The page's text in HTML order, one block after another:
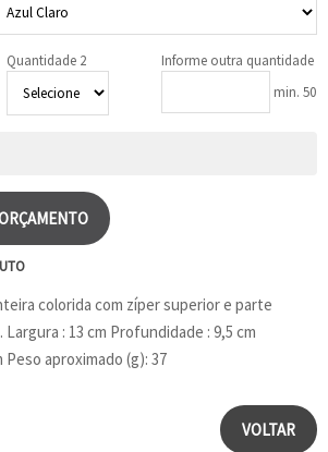
Quantidade 2
Informe outra quantidade
min. 50
colorida com zíper superior e parte
: 13 cm Profundidade : 9,5 cm
aproximado (g): 37
VOLTAR